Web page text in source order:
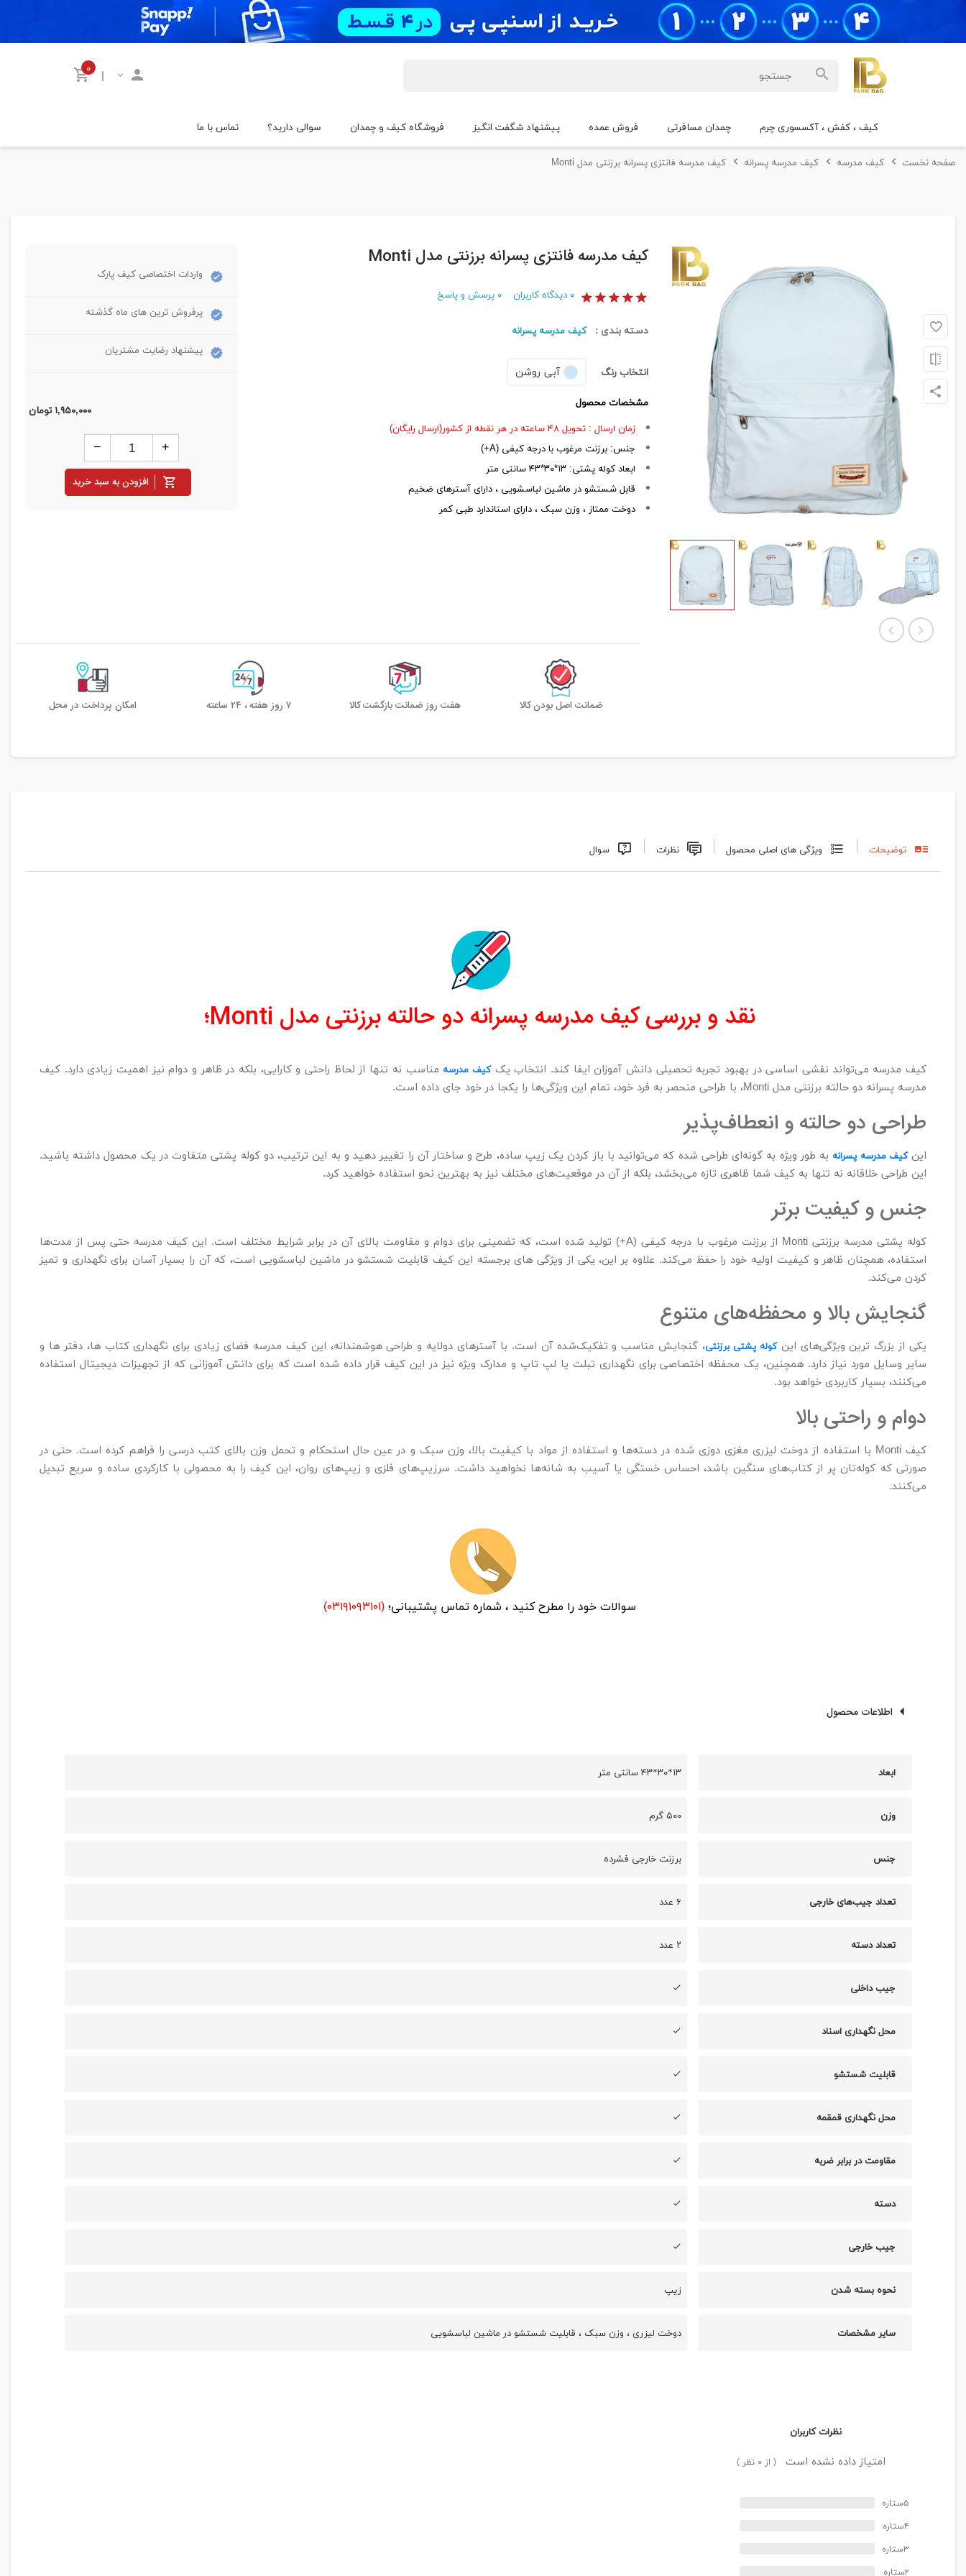
| ۰
کیف ، کفش ، آکسسوری چرم چمدان مسافرتی فروش عمده پیشنهاد شگفت انگیز فروشگاه کیف و چمدان سوالی دارید؟ تماس با ما
صفحه نخست کیف مدرسه کیف مدرسه پسرانه کیف مدرسه فانتزی پسرانه برزنتی مدل Monti
کیف مدرسه فانتزی پسرانه برزنتی مدل Monti
۰ دیدگاه کاربران ۰ پرسش و پاسخ
دسته بندی : کیف مدرسه پسرانه
انتخاب رنگ آبی روشن
مشخصات محصول
زمان ارسال : تحویل ۴۸ ساعته در هر نقطه از کشور(ارسال رایگان)
جنس: برزنت مرغوب با درجه کیفی (A+)
ابعاد کوله پشتی: ۱۳*۳۰*۴۳ سانتی متر
قابل شستشو در ماشین لباسشویی ، دارای آسترهای ضخیم
دوخت ممتاز ، وزن سبک ، دارای استاندارد طبی کمر
واردات اختصاصی کیف پارک
پرفروش ترین های ماه گذشته
پیشنهاد رضایت مشتریان
۱,۹۵۰,۰۰۰ تومان
افزودن به سبد خرید
ضمانت اصل بودن کالا هفت روز ضمانت بازگشت کالا ۷ روز هفته ، ۲۴ ساعته امکان پرداخت در محل
توضیحات ویژگی های اصلی محصول نظرات سوال
نقد و بررسی کیف مدرسه پسرانه دو حالته برزنتی مدل Monti ؛
کیف مدرسه می‌تواند نقشی اساسی در بهبود تجربه تحصیلی دانش‌ آموزان ایفا کند. انتخاب یککیف مدرسه مناسب نه تنها از لحاظ راحتی و کارایی، بلکه در ظاهر و دوام نیز اهمیت زیادی دارد. کیف
مدرسه پسرانه دو حالته برزنتی مدل Monti، با طراحی منحصر به فرد خود، تمام این ویژگی‌ها را یکجا در خود جای داده است.
طراحی دو حالته و انعطاف‌پذیر
اینکیف مدرسه پسرانه به طور ویژه به گونه‌ای طراحی شده که می‌توانید با باز کردن یک زیپ ساده، طرح و ساختار آن را تغییر دهید و به این ترتیب، دو کوله پشتی متفاوت در یک محصول داشته باشید.
این طراحی خلاقانه نه تنها به کیف شما ظاهری تازه می‌بخشد، بلکه از آن در موقعیت‌های مختلف نیز به بهترین نحو استفاده خواهید کرد.
جنس و کیفیت برتر
کوله پشتی مدرسه برزنتی Monti از برزنت مرغوب با درجه کیفی (A+) تولید شده است، که تضمینی برای دوام و مقاومت بالای آن در برابر شرایط مختلف است. این کیف مدرسه حتی پس از مدت‌ها
استفاده، همچنان ظاهر و کیفیت اولیه خود را حفظ می‌کند. علاوه بر این، یکی از ویژگی‌ های برجسته این کیف قابلیت شستشو در ماشین لباسشویی است، که آن را بسیار آسان برای نگهداری و تمیز
کردن می‌کند.
گنجایش بالا و محفظه‌های متنوع
یکی از بزرگ‌ ترین ویژگی‌های اینکوله پشتی برزنتی، گنجایش مناسب و تفکیک‌شده آن است. با آسترهای دولایه و طراحی هوشمندانه، این کیف مدرسه فضای زیادی برای نگهداری کتاب‌ ها، دفتر ها و
سایر وسایل مورد نیاز دارد. همچنین، یک محفظه اختصاصی برای نگهداری تبلت یا لپ تاپ و مدارک ویژه نیز در این کیف قرار داده شده است که برای دانش‌ آموزانی که از تجهیزات دیجیتال استفاده
می‌کنند، بسیار کاربردی خواهد بود.
دوام و راحتی بالا
کیف Monti با استفاده از دوخت لیزری مغزی دوزی شده در دسته‌ها و استفاده از مواد با کیفیت بالا، وزن سبک و در عین حال استحکام و تحمل وزن بالای کتب درسی را فراهم کرده است. حتی در
صورتی که کوله‌تان پر از کتاب‌های سنگین باشد، احساس خستگی یا آسیب به شانه‌ها نخواهید داشت. سرزیپ‌های فلزی و زیپ‌های روان، این کیف را به محصولی با کارکردی ساده و سریع تبدیل
می‌کنند.
سوالات خود را مطرح کنید ، شماره تماس پشتیبانی؛(۰۳۱۹۱۰۹۳۱۰۱)
اطلاعات محصول
ابعاد ۱۳*۳۰*۴۳ سانتی متر
وزن ۵۰۰ گرم
جنس برزنت خارجی فشرده
تعداد جیب‌های خارجی ۶ عدد
تعداد دسته ۲ عدد
جیب داخلی
محل نگهداری اسناد
قابلیت شستشو
محل نگهداری قمقمه
مقاومت در برابر ضربه
دسته
جیب خارجی
نحوه بسته شدن زیپ
سایر مشخصات دوخت لیزری ، وزن سبک ، قابلیت شستشو در ماشین لباسشویی
نظرات کاربران
امتیاز داده نشده است ( از ۰ نظر )
۵ستاره
۴ستاره
۳ستاره
۲ستاره